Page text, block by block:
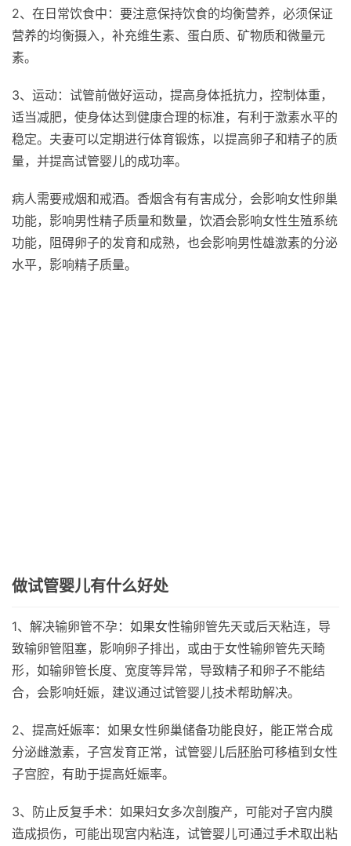
2、在日常饮食中：要注意保持饮食的均衡营养，必须保证
营养的均衡摄入，补充维生素、蛋白质、矿物质和微量元
素。
3、运动：试管前做好运动，提高身体抵抗力，控制体重，
适当减肥，使身体达到健康合理的标准，有利于激素水平的
稳定。夫妻可以定期进行体育锻炼，以提高卵子和精子的质
量，并提高试管婴儿的成功率。
病人需要戒烟和戒酒。香烟含有有害成分，会影响女性卵巢
功能，影响男性精子质量和数量，饮酒会影响女性生殖系统
功能，阻碍卵子的发育和成熟，也会影响男性雄激素的分泌
水平，影响精子质量。
做试管婴儿有什么好处
1、解决输卵管不孕：如果女性输卵管先天或后天粘连，导
致输卵管阻塞，影响卵子排出，或由于女性输卵管先天畸
形，如输卵管长度、宽度等异常，导致精子和卵子不能结
合，会影响妊娠，建议通过试管婴儿技术帮助解决。
2、提高妊娠率：如果女性卵巢储备功能良好，能正常合成
分泌雌激素，子宫发育正常，试管婴儿后胚胎可移植到女性
子宫腔，有助于提高妊娠率。
3、防止反复手术：如果妇女多次剖腹产，可能对子宫内膜
造成损伤，可能出现宫内粘连，试管婴儿可通过手术取出粘